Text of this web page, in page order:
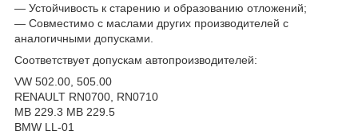
— Устойчивость к старению и образованию отложений;
— Совместимо с маслами других производителей с
аналогичными допусками.
Соответствует допускам автопроизводителей:
VW 502.00, 505.00
RENAULT RN0700, RN0710
MB 229.3 MB 229.5
BMW LL-01